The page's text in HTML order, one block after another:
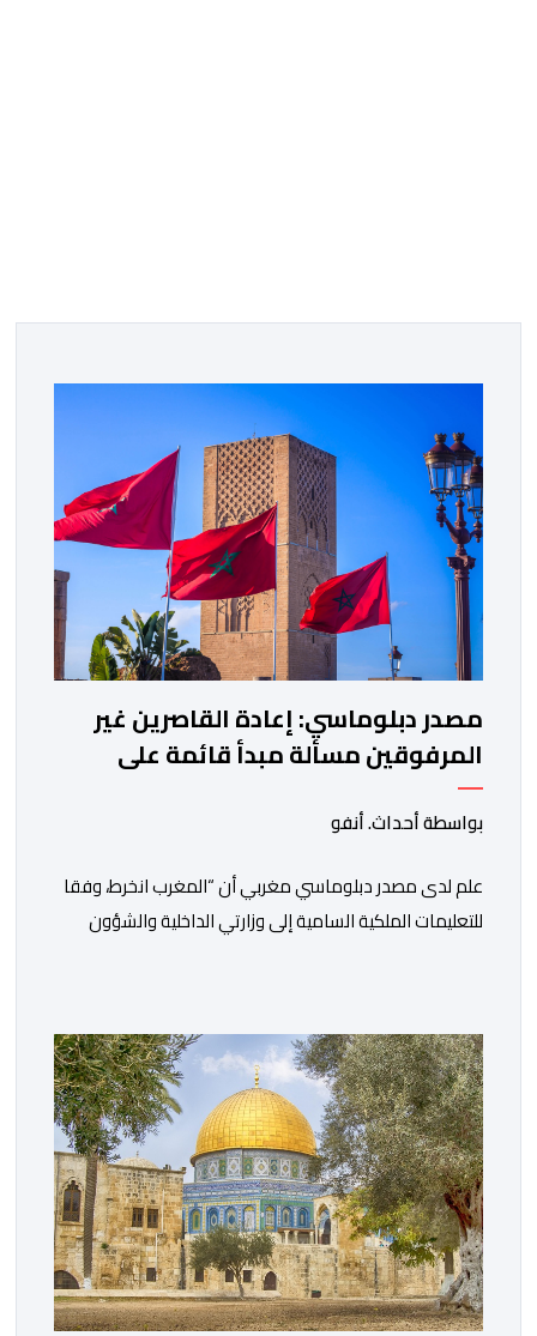
مصدر دبلوماسي: إعادة القاصرين غير
المرفوقين مسألة مبدأ قائمة على
التعليمات الملكية السامية
بواسطة أحداث. أنفو
علم لدى مصدر دبلوماسي مغربي أن “المغرب انخرط، وفقا
للتعليمات الملكية السامية إلى وزارتي الداخلية والشؤون
أن المملكة المغربية مستعدة للتنسيق مع شركائها الإسبان
والأوروبيين من أجل إعادة القاصرين غير المرفوقين. وأعرب
المصدر ذاته عن الأسف لكونه “في […]